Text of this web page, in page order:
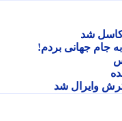
شد
جهانی بردم!
شد